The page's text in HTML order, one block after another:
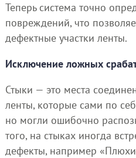
Теперь система точно
повреждений, что
дефектные участки ленты.
Исключение ложных
Стыки — это места
ленты, которые сами по
но могли ошибочно
того, на стыках иногда
дефекты, например